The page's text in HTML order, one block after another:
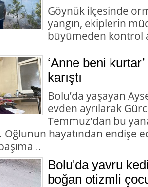
Göynük ilçesinde
yangın, ekiplerin
büyümeden kontrol
‘Anne beni
karıştı
Bolu’da yaşayan
evden ayrılarak
Temmuz'dan bu
Oğlunun hayatından endişe
..
Bolu'da yavru
boğan otizmli